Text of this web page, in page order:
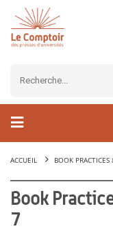
ACCUEIL BOOK
Book
7